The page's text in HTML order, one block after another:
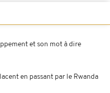
et son mot à dire
en passant par le Rwanda